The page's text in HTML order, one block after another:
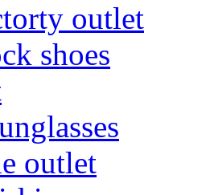
outlet
shoes
outlet